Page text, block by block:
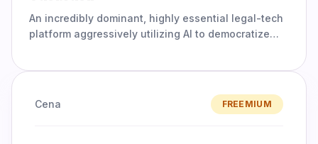
An incredibly dominant, highly essential legal-tech
platform aggressively utilizing AI to democratize
Cena FREEMIUM